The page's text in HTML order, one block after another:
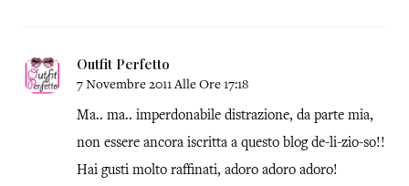
Outfit Perfetto
7 Novembre 2011 Alle Ore 17:18
Ma.. ma.. imperdonabile distrazione, da parte mia,
non essere ancora iscritta a questo blog de-li-zio-so!!
Hai gusti molto raffinati, adoro adoro adoro!